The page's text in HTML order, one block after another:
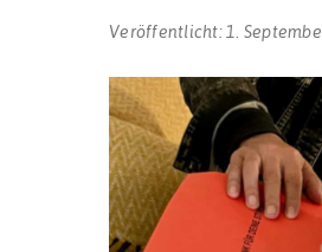
Veröffentlicht: 1.